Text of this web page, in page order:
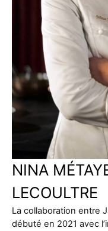
NINA
LECOULTRE
La collaboration entre
débuté en 2021 avec